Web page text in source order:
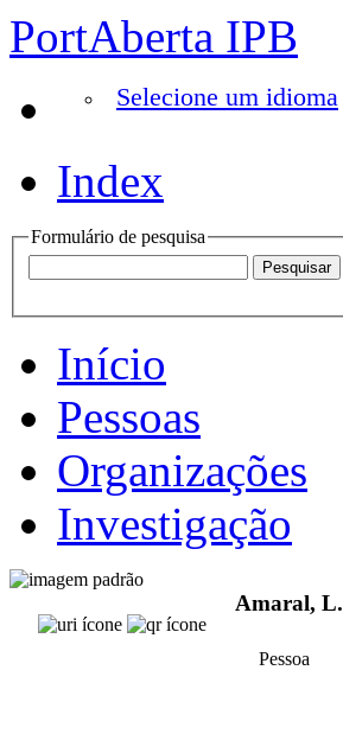
PortAberta IPB
Selecione um idioma
Index
Formulário de pesquisa
Início
Pessoas
Organizações
Investigação
Amaral, L.
Pessoa